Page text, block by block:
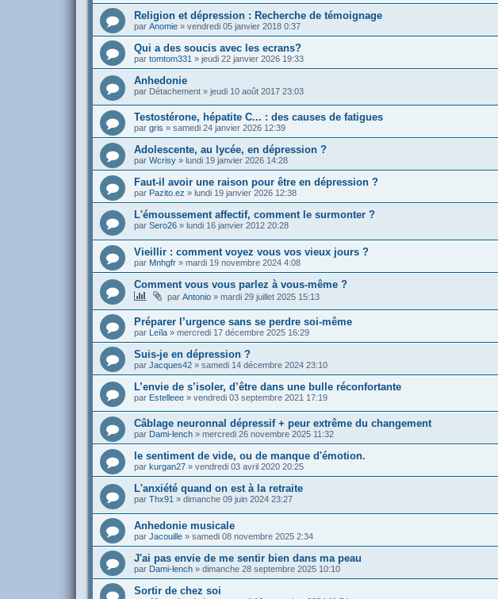
Religion et dépression : Recherche de témoignage
par Anomie » vendredi 05 janvier 2018 0:37
Qui a des soucis avec les ecrans?
par tomtom331 » jeudi 22 janvier 2026 19:33
Anhedonie
par Détachement » jeudi 10 août 2017 23:03
Testostérone, hépatite C... : des causes de fatigues
par gris » samedi 24 janvier 2026 12:39
Adolescente, au lycée, en dépression ?
par Wcrisy » lundi 19 janvier 2026 14:28
Faut-il avoir une raison pour être en dépression ?
par Pazito.ez » lundi 19 janvier 2026 12:38
L'émoussement affectif, comment le surmonter ?
par Sero26 » lundi 16 janvier 2012 20:28
Vieillir : comment voyez vous vos vieux jours ?
par Mnhgfr » mardi 19 novembre 2024 4:08
Comment vous vous parlez à vous-même ?
par Antonio » mardi 29 juillet 2025 15:13
Préparer l’urgence sans se perdre soi-même
par Leïla » mercredi 17 décembre 2025 16:29
Suis-je en dépression ?
par Jacques42 » samedi 14 décembre 2024 23:10
L’envie de s’isoler, d’être dans une bulle réconfortante
par Estelleee » vendredi 03 septembre 2021 17:19
Câblage neuronnal dépressif + peur extrême du changement
par Dami-lench » mercredi 26 novembre 2025 11:32
le sentiment de vide, ou de manque d'émotion.
par kurgan27 » vendredi 03 avril 2020 20:25
L'anxiété quand on est à la retraite
par Thx91 » dimanche 09 juin 2024 23:27
Anhedonie musicale
par Jacouille » samedi 08 novembre 2025 2:34
J'ai pas envie de me sentir bien dans ma peau
par Dami-lench » dimanche 28 septembre 2025 10:10
Sortir de chez soi